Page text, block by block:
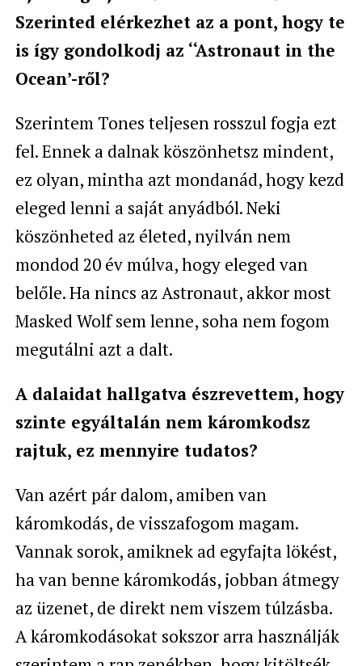
Szerinted elérkezhet az a pont, hogy te
is így gondolkodj az ‘‘Astronaut in the
Ocean’-ről?
Szerintem Tones teljesen rosszul fogja ezt
fel. Ennek a dalnak köszönhetsz mindent,
ez olyan, mintha azt mondanád, hogy kezd
eleged lenni a saját anyádból. Neki
köszönheted az életed, nyilván nem
mondod 20 év múlva, hogy eleged van
belőle. Ha nincs az Astronaut, akkor most
Masked Wolf sem lenne, soha nem fogom
megutálni azt a dalt.
A dalaidat hallgatva észrevettem, hogy
szinte egyáltalán nem káromkodsz
rajtuk, ez mennyire tudatos?
Van azért pár dalom, amiben van
káromkodás, de visszafogom magam.
Vannak sorok, amiknek ad egyfajta lökést,
ha van benne káromkodás, jobban átmegy
az üzenet, de direkt nem viszem túlzásba.
A káromkodásokat sokszor arra használják